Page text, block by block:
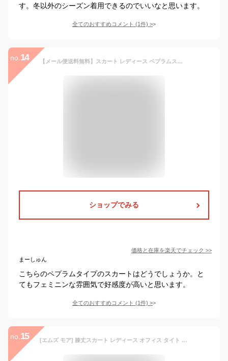
す。冬以外のシーズン着用できるのでいいなと思います。
全てのおすすめコメント (1件) >
no. 14 【メール便送料無料】スカート レディース ペプラムスカート ひざ上 秋 冬 秋冬 タイトスカート ミニスカート ひざ丈 ミディアム丈 ペプラム フリル ポリエステル 膝丈 ブラック 黒 ウエストゴム 大人 ミディアムスカート 20代 30代 40代 OL オフィス カジュアル
ショップでみる
価格と在庫を楽天でチェック >>
まーしゅん
こちらのペプラムタイプのスカートはどうでしょうか。と
てもフェミニンな雰囲気で好感度が高いと思います。
全てのおすすめコメント (1件) >
no. 15 [エムズ モア] 膝丈スカート レディース オフィス タイト ティアードスカート 事務服 ひざ丈 カジュアル 通勤 事務 仕事 仕事服 OL むじ 春 夏 秋 きれいめ プリーツ キレイメ 無地 綺麗 綺麗め 綺麗目 きれい目 タイトメ キレイめ オケージョン スーツ フリル フォーマル ハイウエストスカート 演奏会 おおきい 裏地 あり インナー付き 黒 大きい サイズ L ブラック